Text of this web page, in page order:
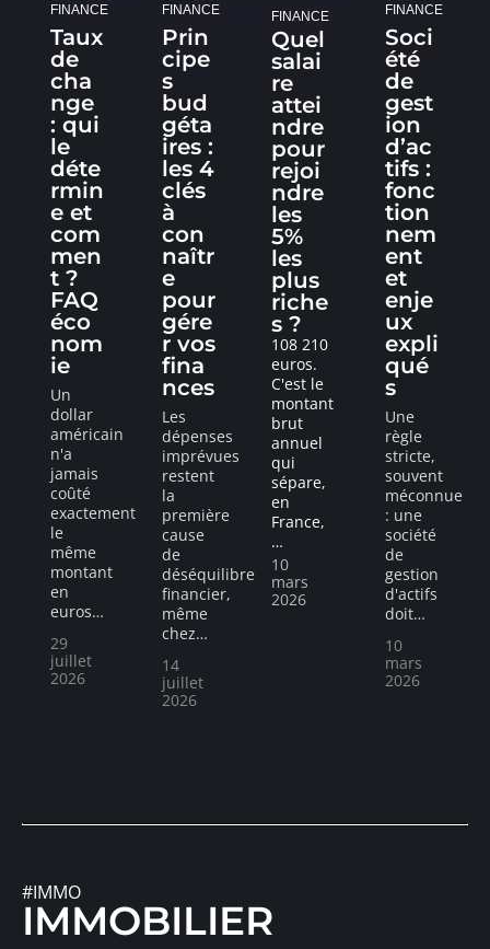
FINANCE
Taux
de
cha
nge
: qui
le
déte
rmin
e et
com
men
t ?
FAQ
éco
nom
ie
Un
dollar
américain
n'a
jamais
coûté
exactement
le
même
montant
en
euros…
29
juillet
2026
FINANCE
Prin
cipe
s
bud
géta
ires :
les 4
clés
à
con
naîtr
e
pour
gére
r vos
fina
nces
Les
dépenses
imprévues
restent
la
première
cause
de
déséquilibre
financier,
même
chez…
14
juillet
2026
FINANCE
Quel
salai
re
attei
ndre
pour
rejoi
ndre
les
5%
les
plus
riche
s ?
108 210
euros.
C'est le
montant
brut
annuel
qui
sépare,
en
France,
…
10
mars
2026
FINANCE
Soci
été
de
gest
ion
d’ac
tifs :
fonc
tion
nem
ent
et
enje
ux
expli
qué
s
Une
règle
stricte,
souvent
méconnue
: une
société
de
gestion
d'actifs
doit…
10
mars
2026
#IMMO
IMMOBILIER